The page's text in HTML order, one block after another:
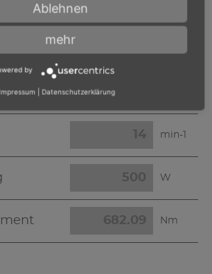
Nm
min-1
W
Nm
Ablehnen
mehr
by
Impressum Datenschutzerklärung